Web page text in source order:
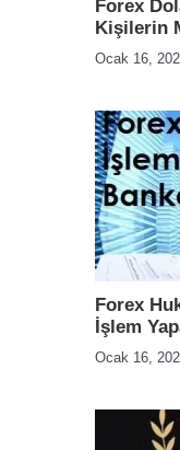
Forex
Kişilerin
Ocak 16,
Forex
İşlem
Ocak 16,